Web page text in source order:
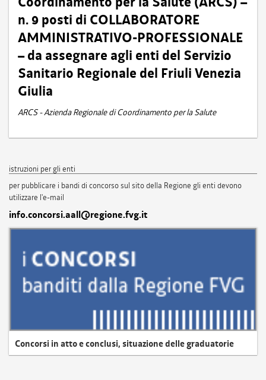
n. 9 posti di COLLABORATORE
AMMINISTRATIVO-PROFESSIONALE
– da assegnare agli enti del Servizio
Sanitario Regionale del Friuli Venezia
Giulia
ARCS - Azienda Regionale di Coordinamento per la Salute
istruzioni per gli enti
per pubblicare i bandi di concorso sul sito della Regione gli enti devono
utilizzare l'e-mail
info.concorsi.aall@regione.fvg.it
Concorsi in atto e conclusi, situazione delle graduatorie